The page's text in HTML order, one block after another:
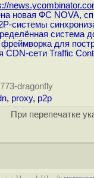
новая ФС NOVA,
системы
система
для
сети Traffic
dragonfly
, proxy, p2p
При перепечатке